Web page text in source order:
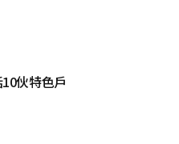
伙特色戶